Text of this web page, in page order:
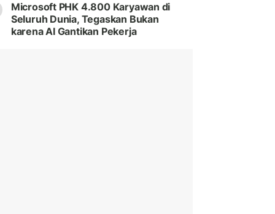
Microsoft PHK 4.800 Karyawan di
Seluruh Dunia, Tegaskan Bukan
karena AI Gantikan Pekerja